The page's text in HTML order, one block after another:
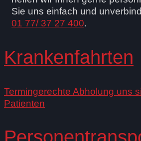
Sie uns einfach und
01 77/ 37 27 400.
Krankenfahrten
Termingerechte Abholung uns
Patienten